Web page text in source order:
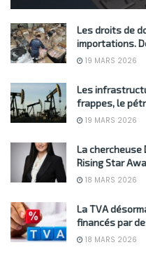
Les droits de
importations.
19 MARS 2026
Les
frappes, le
19 MARS 2026
La chercheuse
Rising Star
18 MARS 2026
La TVA
financés par
18 MARS 2026